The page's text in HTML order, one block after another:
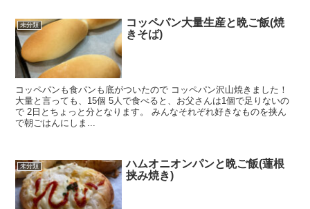
未分類
コッペパン大量生産と晩ご飯(焼
きそば)
コッペパンも食パンも底がついたので コッペパン沢山焼きました！
大量と言っても、15個 5人で食べると、お父さんは1個で足りないの
で 2日とちょっと分となります。 みんなそれぞれ好きなものを挟ん
で朝ごはんにしま...
未分類
ハムオニオンパンと晩ご飯(蓮根
挟み焼き)